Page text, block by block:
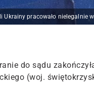
Ukrainy pracowało nielegalnie
do sądu
(woj.